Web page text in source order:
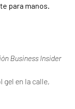
para manos.
Business Insider
gel en la calle,